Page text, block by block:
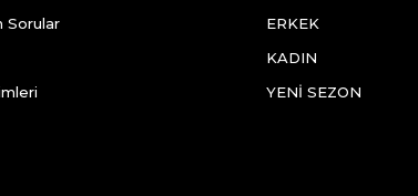
Sorular
ERKEK
KADIN
YENİ SEZON